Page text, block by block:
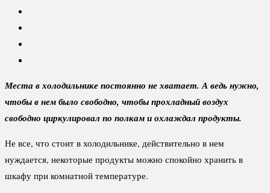
Места в холодильнике постоянно не хватает. А ведь нужно,
чтобы в нем было свободно, чтобы прохладный воздух
свободно циркулировал по полкам и охлаждал продукты.
Не все, что стоит в холодильнике, действительно в нем
нуждается, некоторые продукты можно спокойно хранить в
шкафу при комнатной температуре.